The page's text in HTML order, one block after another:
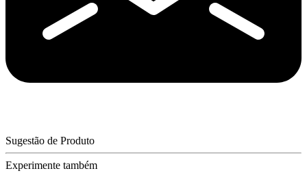
Sugestão de Produto
Experimente também